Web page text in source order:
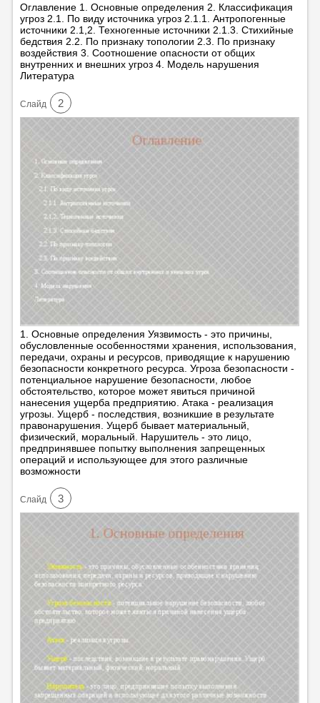
Оглавление 1. Основные определения 2. Классификация
угроз 2.1. По виду источника угроз 2.1.1. Антропогенные
источники 2.1,2. Техногенные источники 2.1.3. Стихийные
бедствия 2.2. По признаку топологии 2.3. По признаку
воздействия 3. Соотношение опасности от общих
внутренних и внешних угроз 4. Модель нарушения
Литература
Cлайд 2
1. Основные определения Уязвимость - это причины,
обусловленные особенностями хранения, использования,
передачи, охраны и ресурсов, приводящие к нарушению
безопасности конкретного ресурса. Угроза безопасности -
потенциальное нарушение безопасности, любое
обстоятельство, которое может явиться причиной
нанесения ущерба предприятию. Атака - реализация
угрозы. Ущерб - последствия, возникшие в результате
правонарушения. Ущерб бывает материальный,
физический, моральный. Нарушитель - это лицо,
предпринявшее попытку выполнения запрещенных
операций и использующее для этого различные
возможности
Cлайд 3